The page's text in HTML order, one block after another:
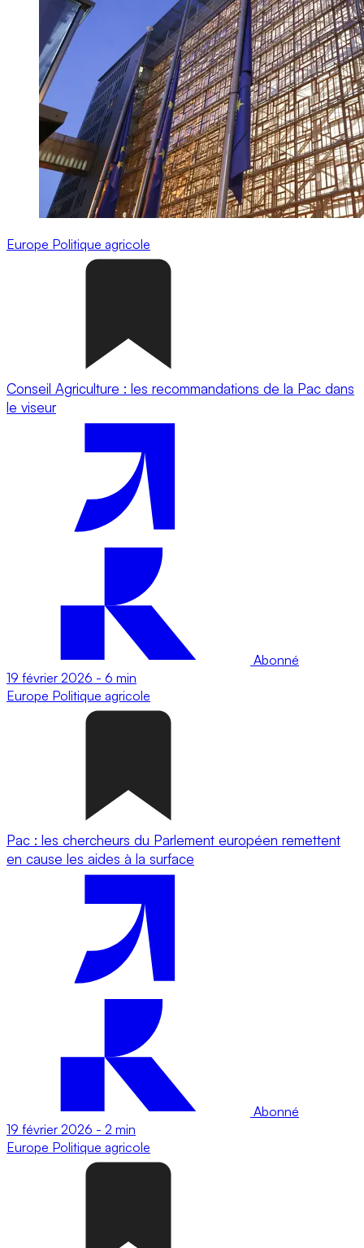
Europe Politique agricole
Conseil Agriculture : les recommandations de la Pac dans
le viseur
Abonné
19 février 2026 - 6 min
Europe Politique agricole
Pac : les chercheurs du Parlement européen remettent
en cause les aides à la surface
Abonné
19 février 2026 - 2 min
Europe Politique agricole